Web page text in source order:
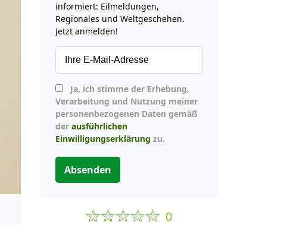
informiert: Eilmeldungen,
Regionales und Weltgeschehen.
Jetzt anmelden!
Verarbeitung und Nutzung meiner
personenbezogenen Daten gemäß
der ausführlichen
Einwilligungserklärung zu.
Absenden
0